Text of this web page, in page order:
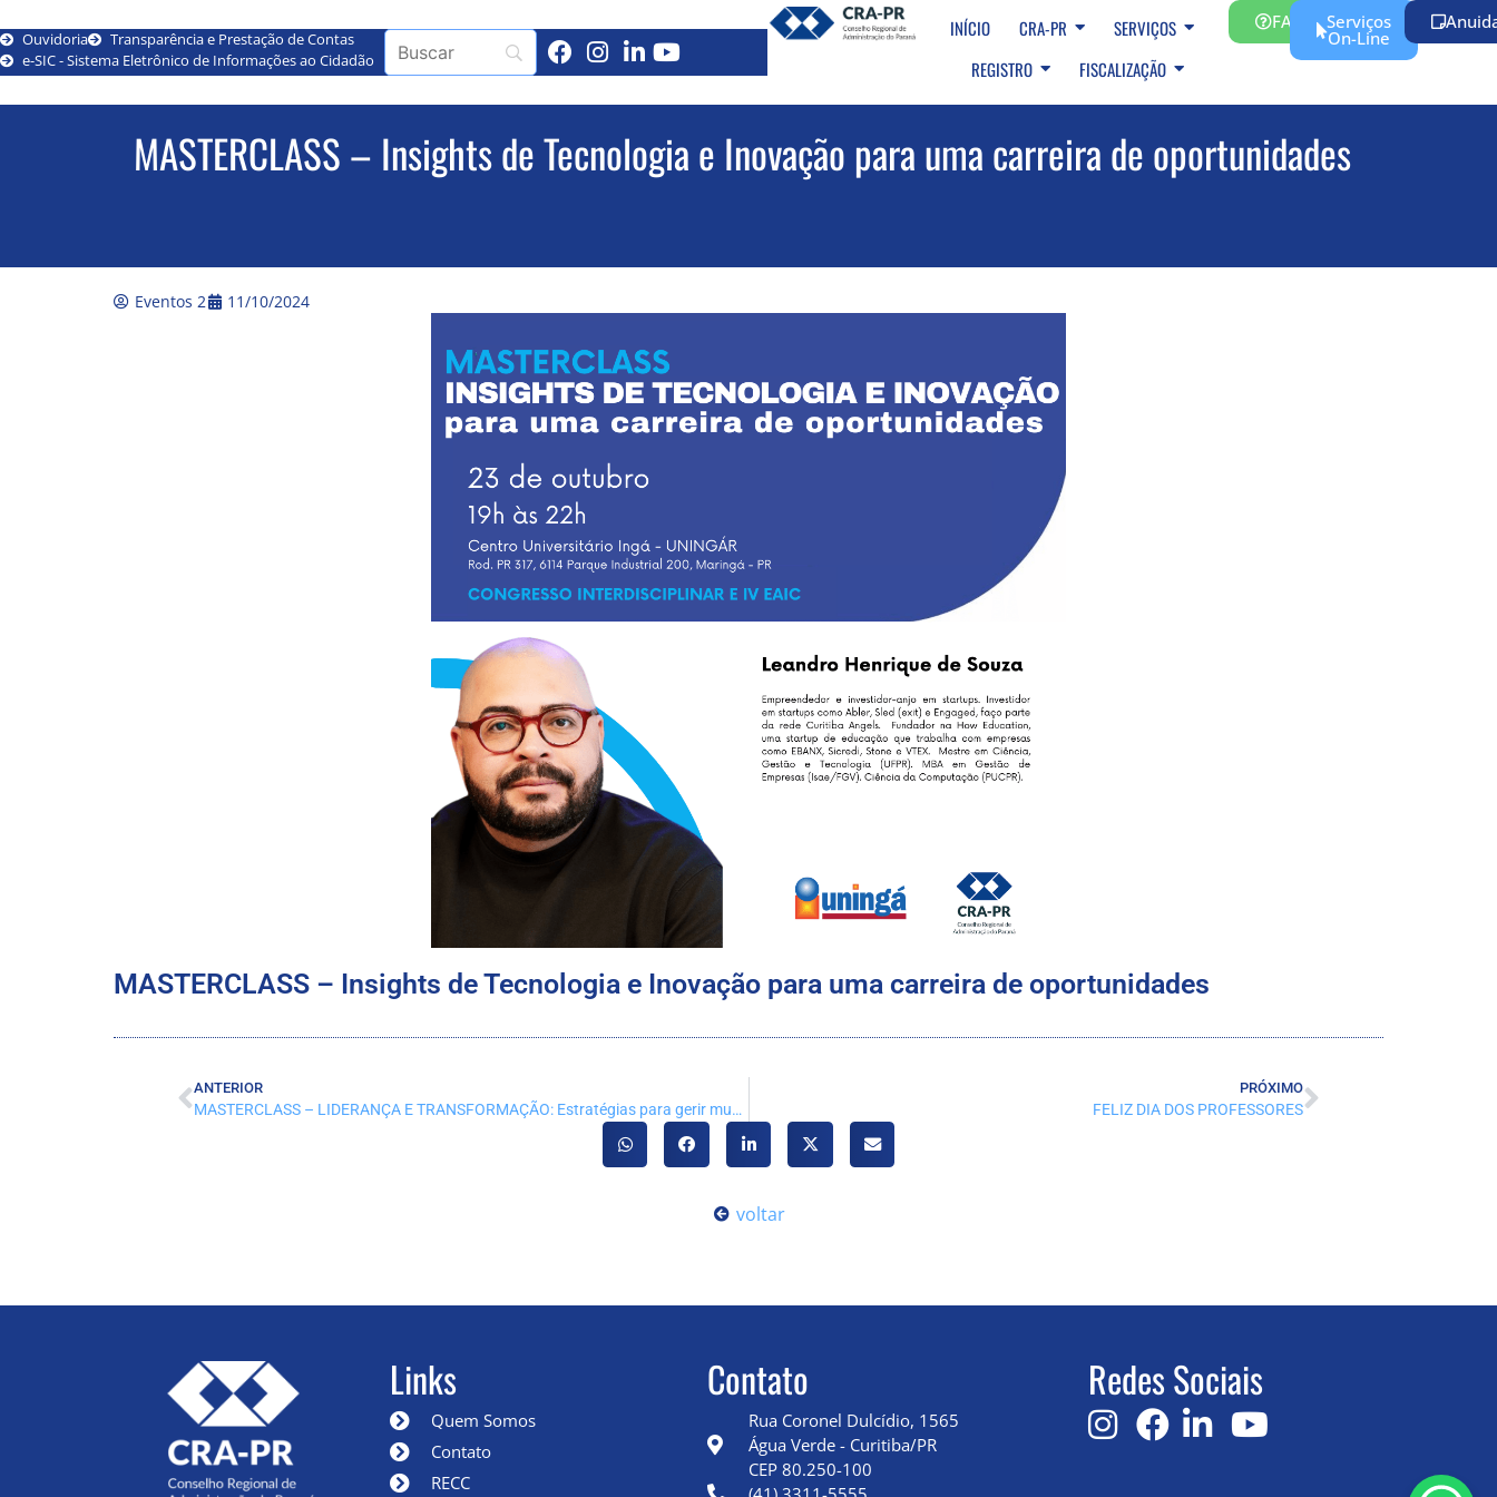
Ouvidoria
Transparência e Prestação de Contas
e-SIC - Sistema Eletrônico de Informações ao Cidadão
INÍCIO CRA-PR
SERVIÇOS
REGISTRO
FISCALIZAÇÃO
FAQ Serviços
On-Line
MASTERCLASS – Insights de Tecnologia e Inovação para uma carreira de oportunidades
Eventos 2 11/10/2024
MASTERCLASS – Insights de Tecnologia e Inovação para uma carreira de oportunidades
ANTERIOR
MASTERCLASS – LIDERANÇA E TRANSFORMAÇÃO: Estratégias para gerir mudanças organizacionais
PRÓXIMO
FELIZ DIA DOS PROFESSORES
voltar
Links
Quem Somos
Contato
RECC
Contato
Rua Coronel Dulcídio, 1565
Água Verde - Curitiba/PR
CEP 80.250-100
Redes Sociais